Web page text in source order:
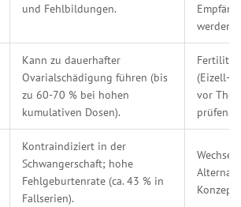
und Fehlbildungen.
werden.
Kann zu dauerhafter
Ovarialschädigung führen (bis
zu 60-70 % bei hohen
kumulativen Dosen).
(Eizell-/
vor
prüfen.
Kontraindiziert in der
Schwangerschaft; hohe
Fehlgeburtenrate (ca. 43 % in
Fallserien).
Wechsel